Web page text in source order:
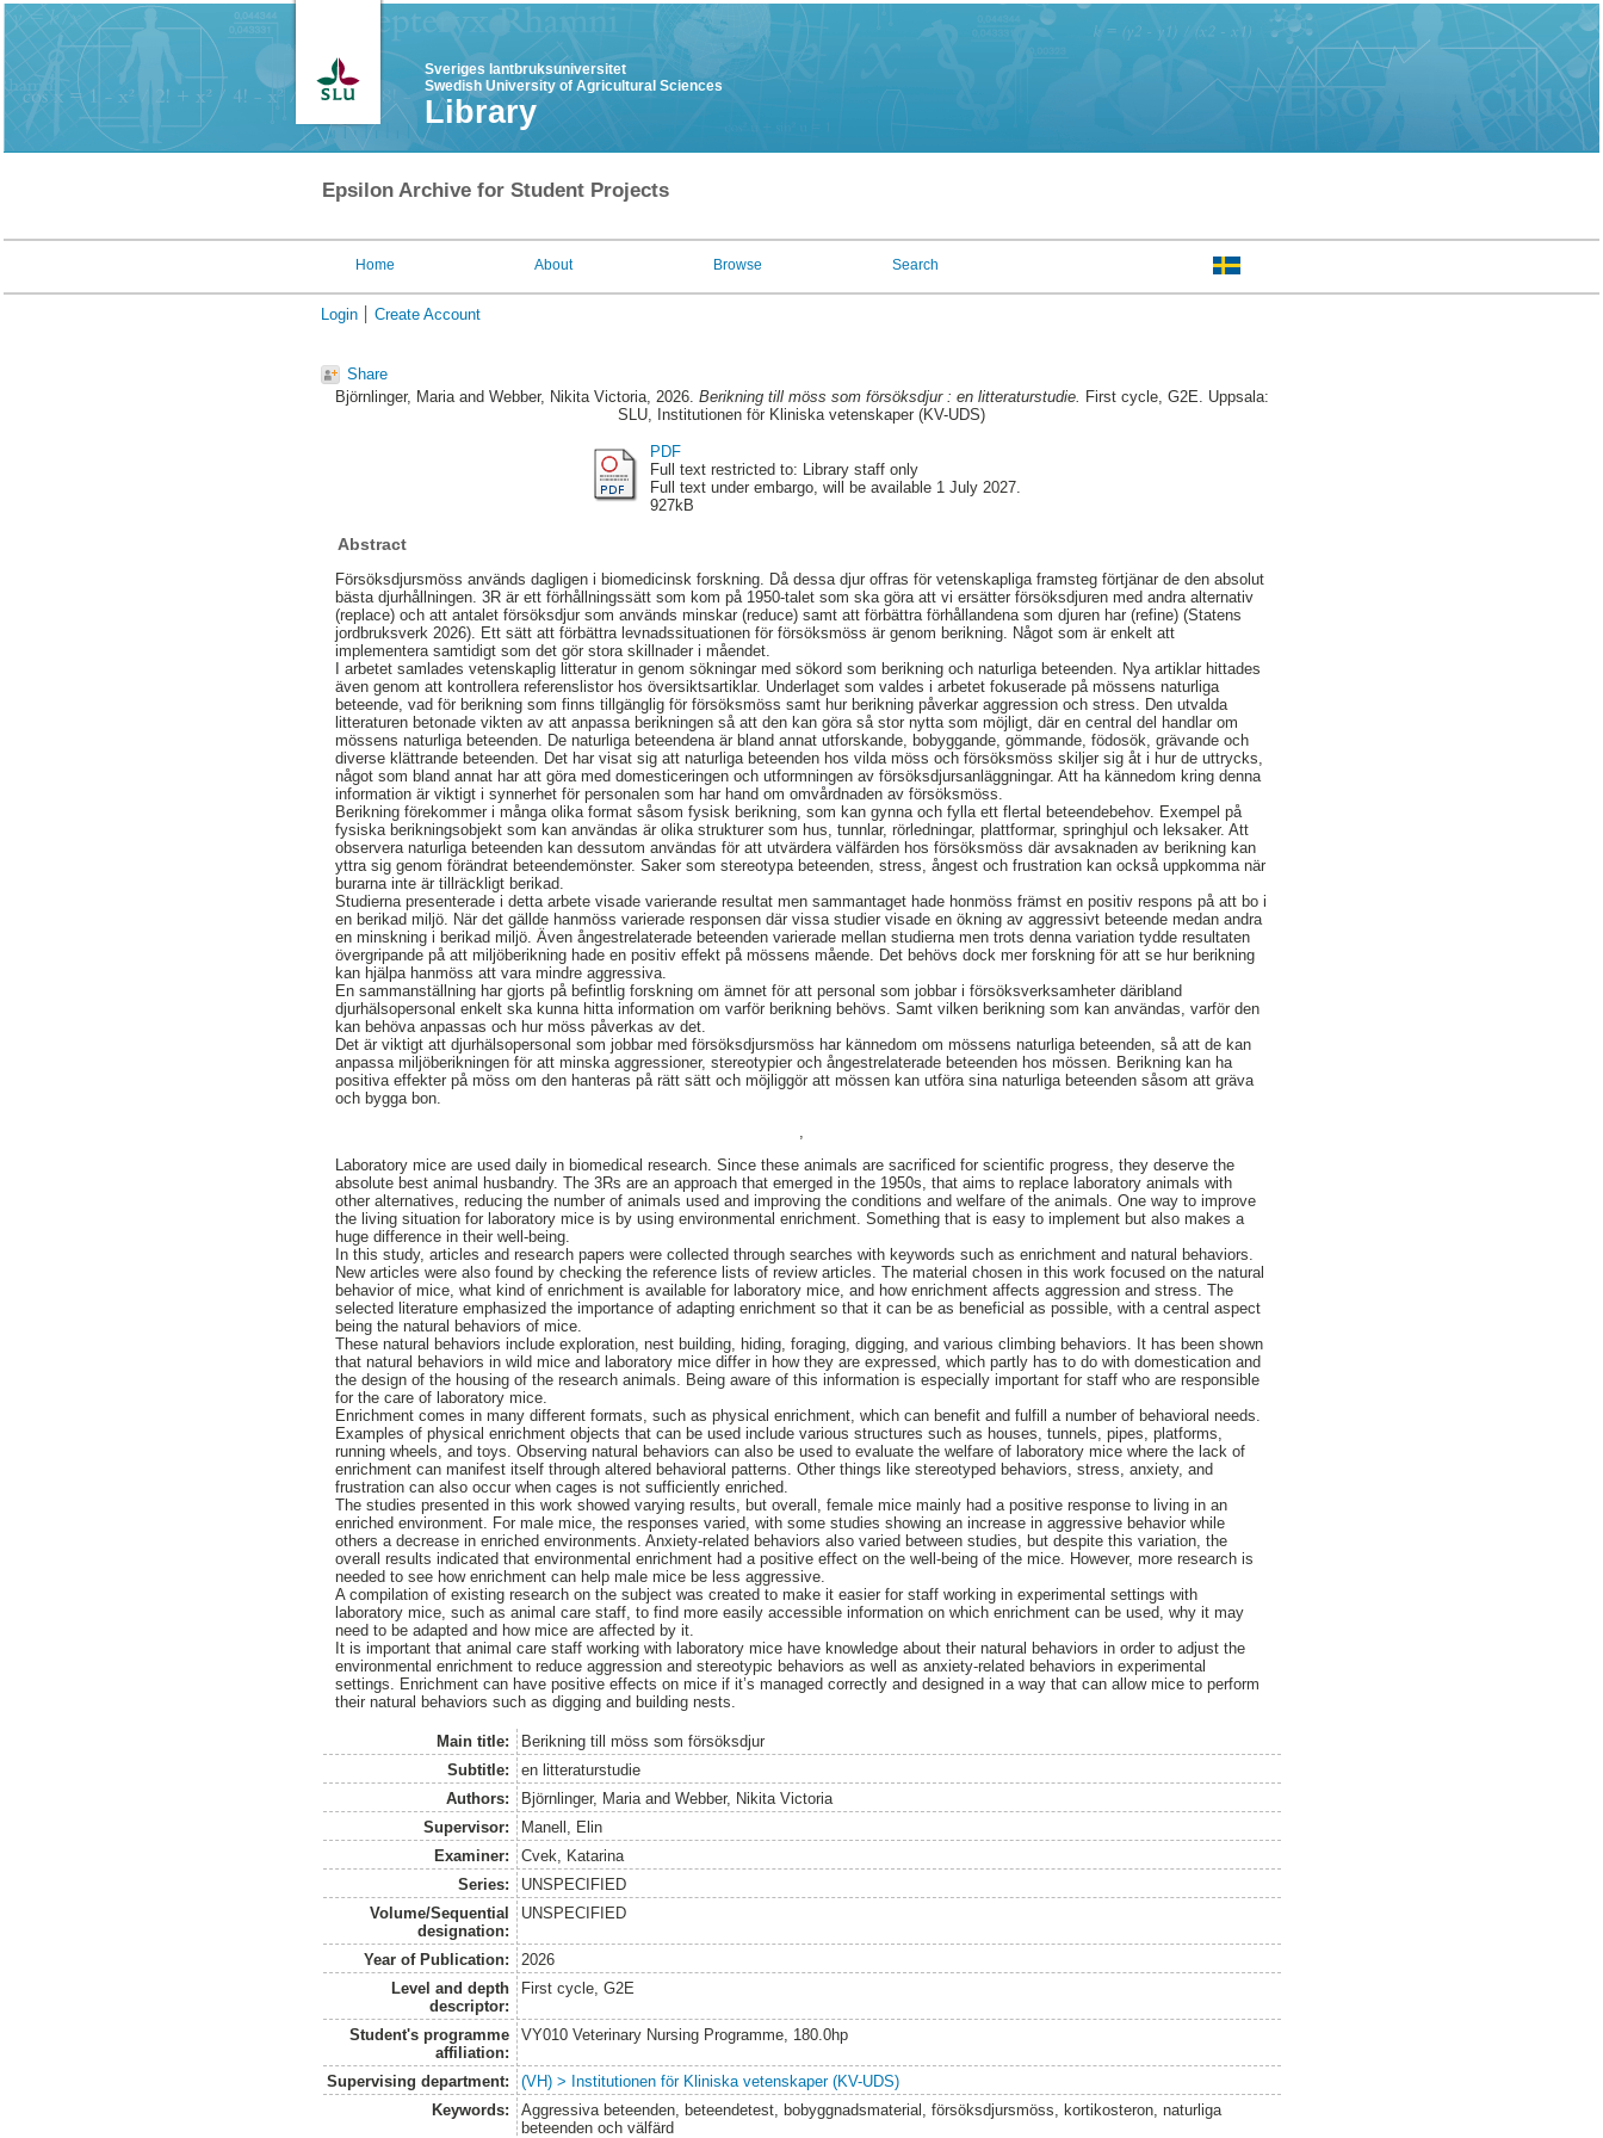
Sveriges lantbruksuniversitet
Swedish University of Agricultural Sciences
Library
Epsilon Archive for Student Projects
Home About Browse Search
Login Create Account
Share
Björnlinger, Mariaand Webber, Nikita Victoria, 2026. Berikning till möss som försöksdjur : en litteraturstudie. First cycle, G2E. Uppsala:
SLU, Institutionen för Kliniska vetenskaper (KV-UDS)
PDF
Full text restricted to: Library staff only
Full text under embargo, will be available 1 July 2027.
927kB
Abstract
Försöksdjursmöss används dagligen i biomedicinsk forskning. Då dessa djur offras för vetenskapliga framsteg förtjänar de den absolut
bästa djurhållningen. 3R är ett förhållningssätt som kom på 1950-talet som ska göra att vi ersätter försöksdjuren med andra alternativ
(replace) och att antalet försöksdjur som används minskar (reduce) samt att förbättra förhållandena som djuren har (refine) (Statens
jordbruksverk 2026). Ett sätt att förbättra levnadssituationen för försöksmöss är genom berikning. Något som är enkelt att
implementera samtidigt som det gör stora skillnader i måendet.
I arbetet samlades vetenskaplig litteratur in genom sökningar med sökord som berikning och naturliga beteenden. Nya artiklar hittades
även genom att kontrollera referenslistor hos översiktsartiklar. Underlaget som valdes i arbetet fokuserade på mössens naturliga
beteende, vad för berikning som finns tillgänglig för försöksmöss samt hur berikning påverkar aggression och stress. Den utvalda
litteraturen betonade vikten av att anpassa berikningen så att den kan göra så stor nytta som möjligt, där en central del handlar om
mössens naturliga beteenden. De naturliga beteendena är bland annat utforskande, bobyggande, gömmande, födosök, grävande och
diverse klättrande beteenden. Det har visat sig att naturliga beteenden hos vilda möss och försöksmöss skiljer sig åt i hur de uttrycks,
något som bland annat har att göra med domesticeringen och utformningen av försöksdjursanläggningar. Att ha kännedom kring denna
information är viktigt i synnerhet för personalen som har hand om omvårdnaden av försöksmöss.
Berikning förekommer i många olika format såsom fysisk berikning, som kan gynna och fylla ett flertal beteendebehov. Exempel på
fysiska berikningsobjekt som kan användas är olika strukturer som hus, tunnlar, rörledningar, plattformar, springhjul och leksaker. Att
observera naturliga beteenden kan dessutom användas för att utvärdera välfärden hos försöksmöss där avsaknaden av berikning kan
yttra sig genom förändrat beteendemönster. Saker som stereotypa beteenden, stress, ångest och frustration kan också uppkomma när
burarna inte är tillräckligt berikad.
Studierna presenterade i detta arbete visade varierande resultat men sammantaget hade honmöss främst en positiv respons på att bo i
en berikad miljö. När det gällde hanmöss varierade responsen där vissa studier visade en ökning av aggressivt beteende medan andra
en minskning i berikad miljö. Även ångestrelaterade beteenden varierade mellan studierna men trots denna variation tydde resultaten
övergripande på att miljöberikning hade en positiv effekt på mössens mående. Det behövs dock mer forskning för att se hur berikning
kan hjälpa hanmöss att vara mindre aggressiva.
En sammanställning har gjorts på befintlig forskning om ämnet för att personal som jobbar i försöksverksamheter däribland
djurhälsopersonal enkelt ska kunna hitta information om varför berikning behövs. Samt vilken berikning som kan användas, varför den
kan behöva anpassas och hur möss påverkas av det.
Det är viktigt att djurhälsopersonal som jobbar med försöksdjursmöss har kännedom om mössens naturliga beteenden, så att de kan
anpassa miljöberikningen för att minska aggressioner, stereotypier och ångestrelaterade beteenden hos mössen. Berikning kan ha
positiva effekter på möss om den hanteras på rätt sätt och möjliggör att mössen kan utföra sina naturliga beteenden såsom att gräva
och bygga bon.
Laboratory mice are used daily in biomedical research. Since these animals are sacrificed for scientific progress, they deserve the
absolute best animal husbandry. The 3Rs are an approach that emerged in the 1950s, that aims to replace laboratory animals with
other alternatives, reducing the number of animals used and improving the conditions and welfare of the animals. One way to improve
the living situation for laboratory mice is by using environmental enrichment. Something that is easy to implement but also makes a
huge difference in their well-being.
In this study, articles and research papers were collected through searches with keywords such as enrichment and natural behaviors.
New articles were also found by checking the reference lists of review articles. The material chosen in this work focused on the natural
behavior of mice, what kind of enrichment is available for laboratory mice, and how enrichment affects aggression and stress. The
selected literature emphasized the importance of adapting enrichment so that it can be as beneficial as possible, with a central aspect
being the natural behaviors of mice.
These natural behaviors include exploration, nest building, hiding, foraging, digging, and various climbing behaviors. It has been shown
that natural behaviors in wild mice and laboratory mice differ in how they are expressed, which partly has to do with domestication and
the design of the housing of the research animals. Being aware of this information is especially important for staff who are responsible
for the care of laboratory mice.
Enrichment comes in many different formats, such as physical enrichment, which can benefit and fulfill a number of behavioral needs.
Examples of physical enrichment objects that can be used include various structures such as houses, tunnels, pipes, platforms,
running wheels, and toys. Observing natural behaviors can also be used to evaluate the welfare of laboratory mice where the lack of
enrichment can manifest itself through altered behavioral patterns. Other things like stereotyped behaviors, stress, anxiety, and
frustration can also occur when cages is not sufficiently enriched.
The studies presented in this work showed varying results, but overall, female mice mainly had a positive response to living in an
enriched environment. For male mice, the responses varied, with some studies showing an increase in aggressive behavior while
others a decrease in enriched environments. Anxiety-related behaviors also varied between studies, but despite this variation, the
overall results indicated that environmental enrichment had a positive effect on the well-being of the mice. However, more research is
needed to see how enrichment can help male mice be less aggressive.
A compilation of existing research on the subject was created to make it easier for staff working in experimental settings with
laboratory mice, such as animal care staff, to find more easily accessible information on which enrichment can be used, why it may
need to be adapted and how mice are affected by it.
It is important that animal care staff working with laboratory mice have knowledge about their natural behaviors in order to adjust the
environmental enrichment to reduce aggression and stereotypic behaviors as well as anxiety-related behaviors in experimental
settings. Enrichment can have positive effects on mice if it’s managed correctly and designed in a way that can allow mice to perform
their natural behaviors such as digging and building nests.
Main title:
Berikning till möss som försöksdjur
Subtitle:
en litteraturstudie
Authors:
Björnlinger, Mariaand Webber, Nikita Victoria
Supervisor:
Manell, Elin
Examiner:
Cvek, Katarina
Series:
UNSPECIFIED
Volume/Sequential
designation:
UNSPECIFIED
Year of Publication:
2026
Level and depth
descriptor:
First cycle, G2E
Student's programme
affiliation:
VY010 Veterinary Nursing Programme, 180.0hp
Supervising department:
(VH) > Institutionen för Kliniska vetenskaper (KV-UDS)
Keywords:
Aggressiva beteenden, beteendetest, bobyggnadsmaterial, försöksdjursmöss, kortikosteron, naturliga
beteenden och välfärd